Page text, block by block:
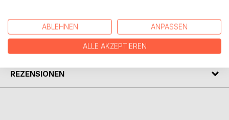
AUTOR/IN
REZENSIONEN
ABLEHNEN ANPASSEN
ALLE AKZEPTIEREN